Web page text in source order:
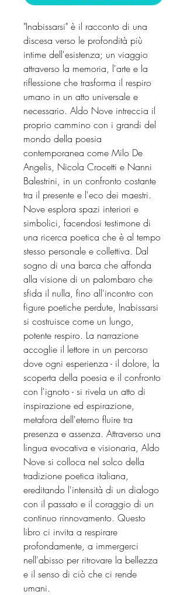
"Inabissarsi" è il racconto di una
discesa verso le profondità più
intime dell'esistenza; un viaggio
attraverso la memoria, l'arte e la
riflessione che trasforma il respiro
umano in un atto universale e
necessario. Aldo Nove intreccia il
proprio cammino con i grandi del
mondo della poesia
contemporanea come Milo De
Angelis, Nicola Crocetti e Nanni
Balestrini, in un confronto costante
tra il presente e l'eco dei maestri.
Nove esplora spazi interiori e
simbolici, facendosi testimone di
una ricerca poetica che è al tempo
stesso personale e collettiva. Dal
sogno di una barca che affonda
alla visione di un palombaro che
sfida il nulla, fino all'incontro con
figure poetiche perdute, Inabissarsi
si costruisce come un lungo,
potente respiro. La narrazione
accoglie il lettore in un percorso
dove ogni esperienza - il dolore, la
scoperta della poesia e il confronto
con l'ignoto - si rivela un atto di
inspirazione ed espirazione,
metafora dell'eterno fluire tra
presenza e assenza. Attraverso una
lingua evocativa e visionaria, Aldo
Nove si colloca nel solco della
tradizione poetica italiana,
ereditando l'intensità di un dialogo
con il passato e il coraggio di un
continuo rinnovamento. Questo
libro ci invita a respirare
profondamente, a immergerci
nell'abisso per ritrovare la bellezza
e il senso di ciò che ci rende
umani.